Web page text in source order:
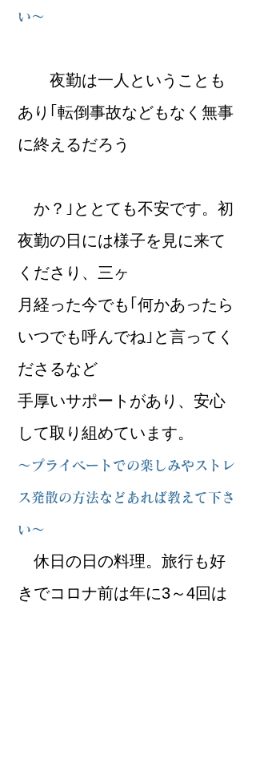
い～
夜勤は一人ということも
あり｢転倒事故などもなく無事
に終えるだろう
か？｣ととても不安です。初
夜勤の日には様子を見に来て
くださり、三ヶ
月経った今でも｢何かあったら
いつでも呼んでね｣と言ってく
ださるなど
手厚いサポートがあり、安心
して取り組めています。
～プライベートでの楽しみやストレ
ス発散の方法などあれば教えて下さ
い～
休日の日の料理。 旅行も好
きでコロナ前は年に3～4回は